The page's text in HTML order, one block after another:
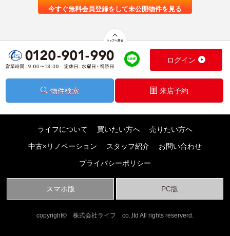
今すぐ無料会員登録をして未公開物件を見る
ログイン
物件検索 来店予約
ライフについて 買いたい方へ 売りたい方へ
中古×リノベーション スタッフ紹介 お問い合わせ
プライバシーポリシー
スマホ版 PC版
copyright© 株式会社ライフ co.,ltd All rights reserverd.